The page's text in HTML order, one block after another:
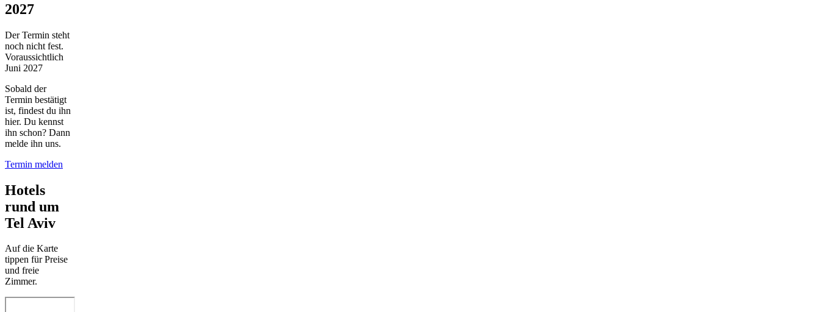
2027
Der Termin steht
noch nicht fest.
Voraussichtlich
Juni 2027
Sobald der
Termin bestätigt
ist, findest du ihn
hier. Du kennst
ihn schon? Dann
melde ihn uns.
Termin melden
Hotels
rund um
Tel Aviv
Auf die Karte
tippen für Preise
und freie
Zimmer.